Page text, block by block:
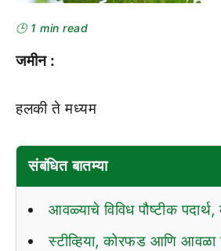
🕒 1 min read
जमीन :
हलकी ते मध्यम
संबंधित बातम्या
आवळ्याचे विविध पौष्टीक
स्टीव्हिया, कोरफड आणि